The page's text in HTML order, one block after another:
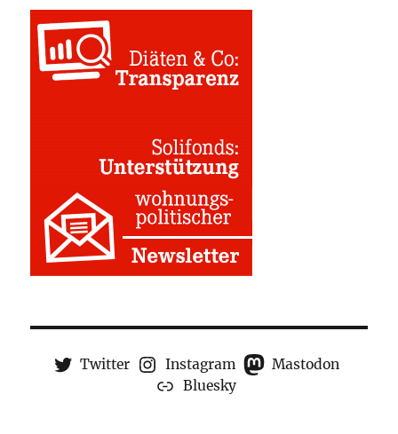
Twitter Instagram
Mastodon
Bluesky